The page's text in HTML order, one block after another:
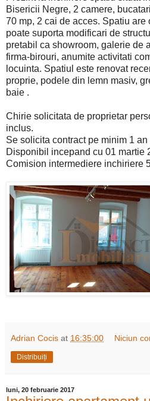
Bisericii Negre, 2 camere,
70 mp, 2 cai de acces. Spatiu are
poate suporta modificari de
pretabil ca showroom, galerie de
firma-birouri, anumite activitati
locuinta. Spatiul este renovat
proprie, podele din lemn masiv,
baie .
Chirie solicitata de proprietar
inclus.
Se solicita contract pe minim 1 an
Disponibil incepand cu 01 martie
Comision intermediere inchiriere
Adrian Cocis at 16:35:00 Niciun
Distribuiți
luni, 20 februarie 2017